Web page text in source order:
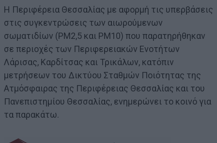
Η Περιφέρεια Θεσσαλίας με αφορμή τις υπερβάσεις
στις συγκεντρώσεις των αιωρούμενων
σωματιδίων (PM2,5 και PM10) που παρατηρήθηκαν
σε περιοχές των Περιφερειακών Ενοτήτων
Λάρισας, Καρδίτσας και Τρικάλων, κατόπιν
μετρήσεων του Δικτύου Σταθμών Ποιότητας της
Ατμόσφαιρας της Περιφέρειας Θεσσαλίας και του
Πανεπιστημίου Θεσσαλίας, ενημερώνει το κοινό για
τα παρακάτω.